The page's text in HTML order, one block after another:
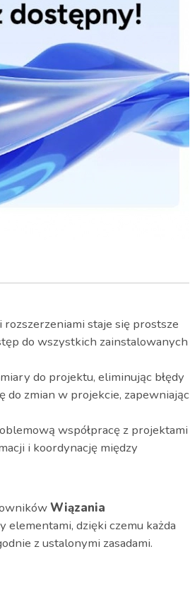
staje się prostsze
do wszystkich zainstalowanych
do projektu, eliminując błędy
do zmian w projekcie, zapewniając
współpracę z projektami
i koordynację między
Wiązania
elementami, dzięki czemu każda
z ustalonymi zasadami.